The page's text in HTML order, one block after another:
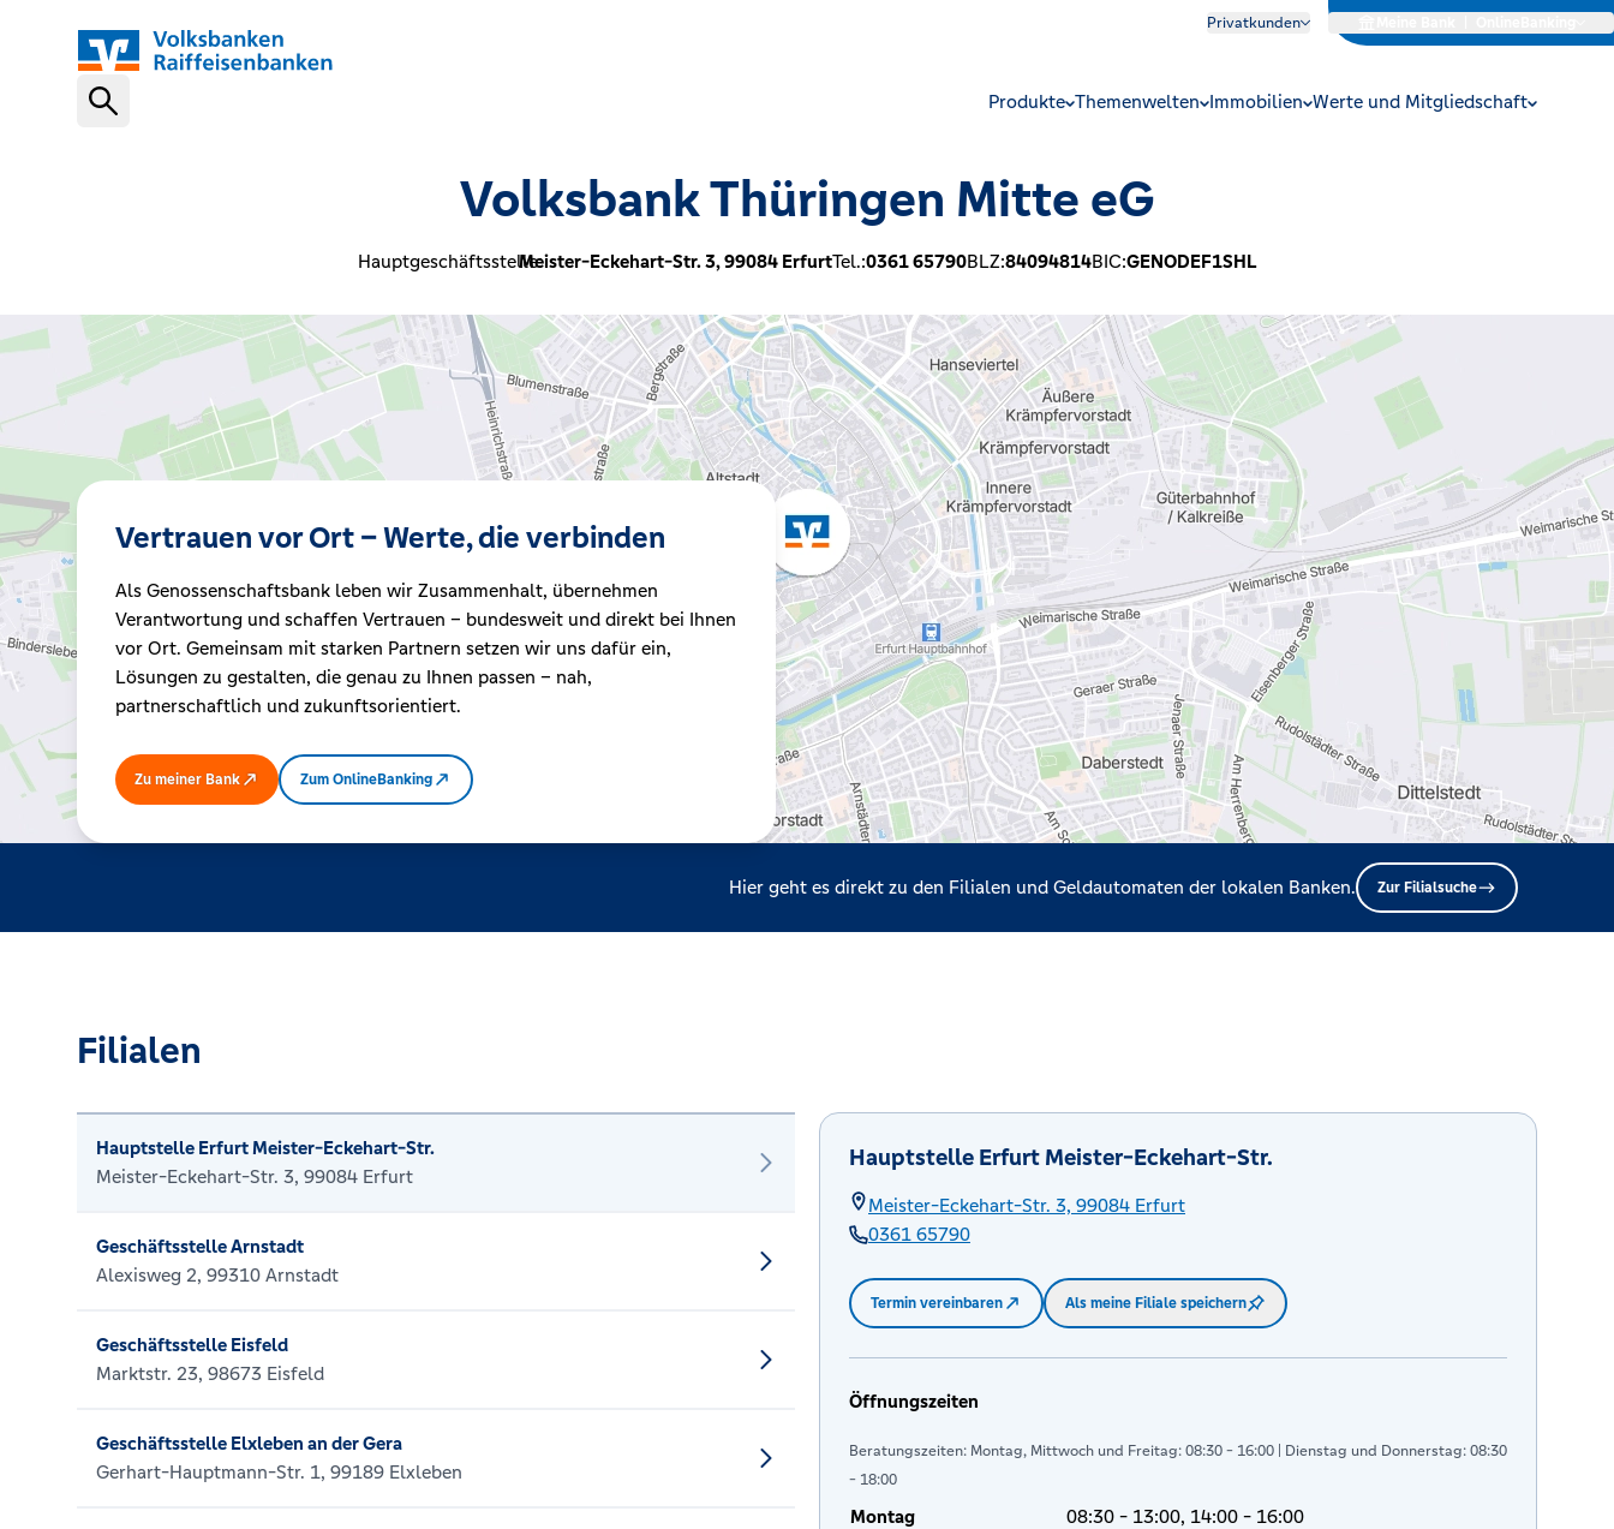
Privatkunden
Kreditrechner
Immobilien
Produkte Themenwelten Immobilien Werte und Mitgliedschaft
Volksbank Thüringen Mitte eG
Hauptgeschäftsstelle:Meister-Eckehart-Str. 3,99084 ErfurtTel.:0361 65790BLZ:84094814BIC:GENODEF1SHL
Vertrauen vor Ort – Werte, die verbinden
Als Genossenschaftsbank leben wir Zusammenhalt, übernehmen
Verantwortung und schaffen Vertrauen – bundesweit und direkt bei Ihnen
vor Ort. Gemeinsam mit starken Partnern setzen wir uns dafür ein,
Lösungen zu gestalten, die genau zu Ihnen passen – nah,
partnerschaftlich und zukunftsorientiert.
Zu meiner Bank Zum OnlineBanking
Hier geht es direkt zu den Filialen und Geldautomaten der lokalen Banken. Zur Filialsuche
Filialen
Hauptstelle Erfurt Meister-Eckehart-Str.
Meister-Eckehart-Str. 3, 99084 Erfurt
Geschäftsstelle Arnstadt
Alexisweg 2, 99310 Arnstadt
Geschäftsstelle Eisfeld
Marktstr. 23, 98673 Eisfeld
Geschäftsstelle Elxleben an der Gera
Gerhart-Hauptmann-Str. 1, 99189 Elxleben
Hauptstelle Erfurt Meister-Eckehart-Str.
Meister-Eckehart-Str. 3, 99084 Erfurt
0361 65790
Termin vereinbaren Als meine Filiale speichern
Öffnungszeiten
Beratungszeiten: Montag, Mittwoch und Freitag: 08:30 - 16:00 | Dienstag und Donnerstag: 08:30
- 18:00
Montag 08:30 - 13:00, 14:00 - 16:00